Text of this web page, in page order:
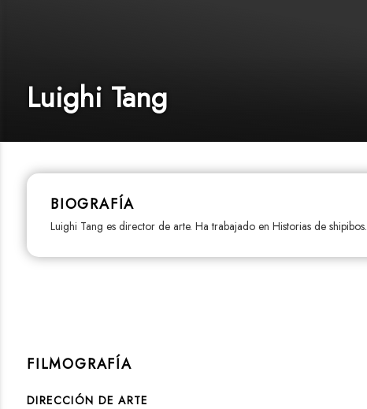
Luighi Tang
BIOGRAFÍA
Luighi Tang es director de arte. Ha trabajado en Historias de shipibos.
FILMOGRAFÍA
DIRECCIÓN DE ARTE